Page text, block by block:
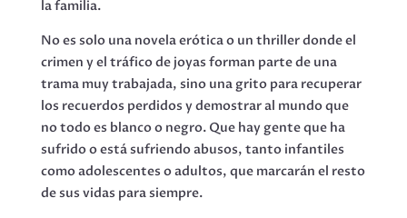
la familia.
No es solo una novela erótica o un thriller donde el
crimen y el tráfico de joyas forman parte de una
trama muy trabajada, sino una grito para recuperar
los recuerdos perdidos y demostrar al mundo que
no todo es blanco o negro. Que hay gente que ha
sufrido o está sufriendo abusos, tanto infantiles
como adolescentes o adultos, que marcarán el resto
de sus vidas para siempre.